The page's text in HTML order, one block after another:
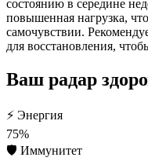
состоянию в середине
повышенная нагрузка,
самочувствии.
для восстановления,
Ваш радар
⚡ Энергия
75%
🛡️ Иммунитет